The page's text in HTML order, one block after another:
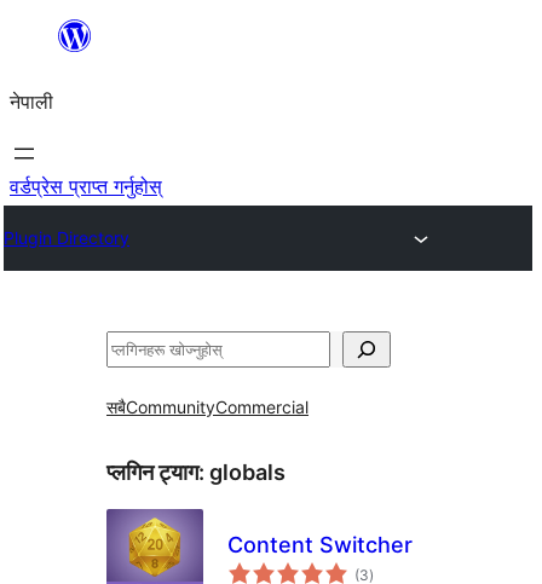
सामग्रीमा
नेपाली
वर्डप्रेस प्राप्त गर्नुहोस्
Plugin Directory
खोज्नुहोस्
सबैCommunityCommercial
प्लगिन ट्याग: globals
Content Switcher
(3कुल
)